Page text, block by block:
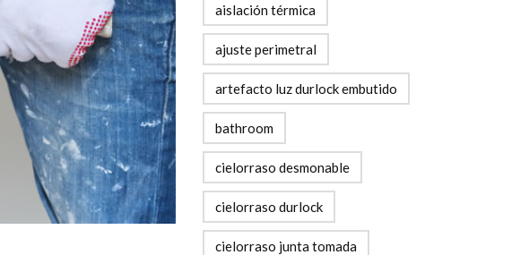
aislación térmica
ajuste perimetral
artefacto luz durlock embutido
bathroom
cielorraso desmonable
cielorraso durlock
cielorraso junta tomada